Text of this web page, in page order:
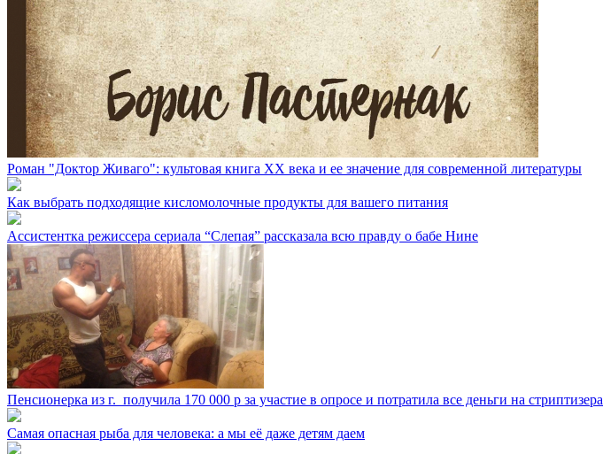
Роман "Доктор Живаго": культовая книга XX века и ее значение для современной литературы
Как выбрать подходящие кисломолочные продукты для вашего питания
Ассистентка режиссера сериала “Слепая” рассказала всю правду о бабе Нине
Пенсионерка из г. ⁣ получила 170 000 р за участие в опросе и потратила все деньги на стриптизера
Самая опасная рыба для человека: а мы её даже детям даем